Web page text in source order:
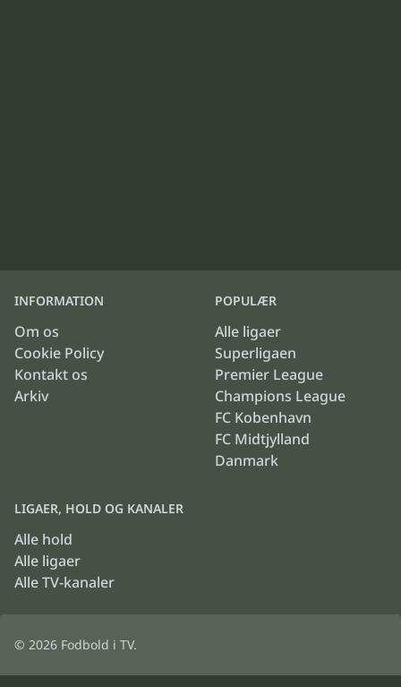
INFORMATION
Om os
Cookie Policy
Kontakt os
Arkiv
POPULÆR
Alle ligaer
Superligaen
Premier League
Champions League
FC Kobenhavn
FC Midtjylland
Danmark
LIGAER, HOLD OG KANALER
Alle hold
Alle ligaer
Alle TV-kanaler
© 2026 Fodbold i TV.